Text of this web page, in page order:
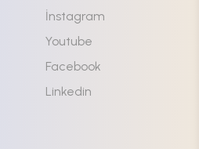
İnstagram
Youtube
Facebook
Linkedin